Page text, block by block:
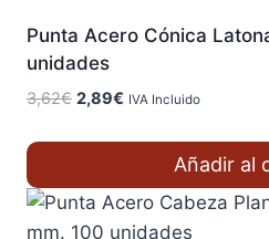
Punta Acero Cónica
unidades
3,62€ El
3,62€.
2,89€ El
2,89€.
IVA Incluido
Añadir al